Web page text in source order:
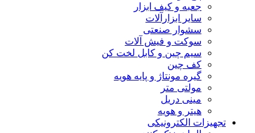
جعبه و کیف ابزار
سایر ابزارآلات
سشوار صنعتی
سوکت و فیش آلات
سیم چین و کابل لخت کن
کف چین
گیره مونتاژ و پایه هویه
مولتی متر
مینی دریل
هیتر و هویه
تجهیزات الکترونیکی